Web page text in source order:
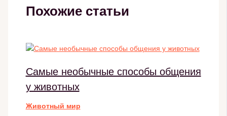
Похожие статьи
Самые необычные способы общения
у животных
Животный мир